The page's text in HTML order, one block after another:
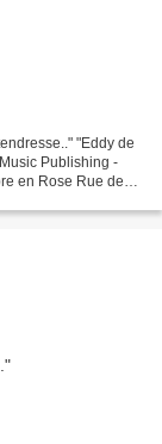
"Eddy de
Publishing -
en Rose Rue des